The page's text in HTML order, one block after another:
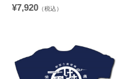
¥7,920 （税込）